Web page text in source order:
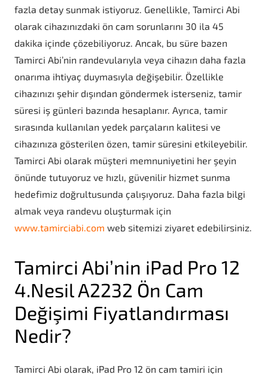
fazla detay sunmak istiyoruz. Genellikle, Tamirci Abi
olarak cihazınızdaki ön cam sorunlarını 30 ila 45
dakika içinde çözebiliyoruz. Ancak, bu süre bazen
Tamirci Abi’nin randevularıyla veya cihazın daha fazla
onarıma ihtiyaç duymasıyla değişebilir. Özellikle
cihazınızı şehir dışından göndermek isterseniz, tamir
süresi iş günleri bazında hesaplanır. Ayrıca, tamir
sırasında kullanılan yedek parçaların kalitesi ve
cihazınıza gösterilen özen, tamir süresini etkileyebilir.
Tamirci Abi olarak müşteri memnuniyetini her şeyin
önünde tutuyoruz ve hızlı, güvenilir hizmet sunma
hedefimiz doğrultusunda çalışıyoruz. Daha fazla bilgi
almak veya randevu oluşturmak için
www.tamirciabi.com web sitemizi ziyaret edebilirsiniz.
Tamirci Abi’nin iPad Pro 12
4.Nesil A2232 Ön Cam
Değişimi Fiyatlandırması
Nedir?
Tamirci Abi olarak, iPad Pro 12 ön cam tamiri için